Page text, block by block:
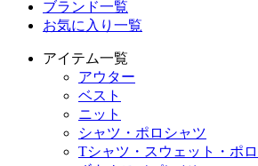
ブランド一覧
お気に入り一覧
アイテム一覧
アウター
ベスト
ニット
シャツ・ポロシャツ
Tシャツ・スウェット・ポ